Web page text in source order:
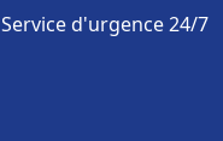
Service d'urgence 24/7